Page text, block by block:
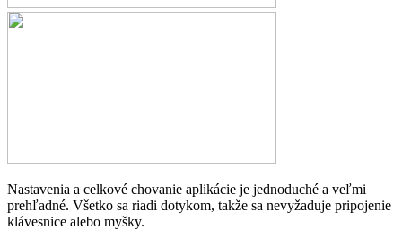
Nastavenia a celkové chovanie aplikácie je jednoduché a veľmi
prehľadné. Všetko sa riadi dotykom, takže sa nevyžaduje pripojenie
klávesnice alebo myšky.